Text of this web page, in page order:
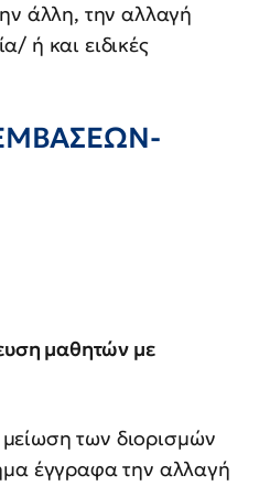
άλλη, την αλλαγή
ή και ειδικές
μαθητών με
των διορισμών
έγγραφα την αλλαγή